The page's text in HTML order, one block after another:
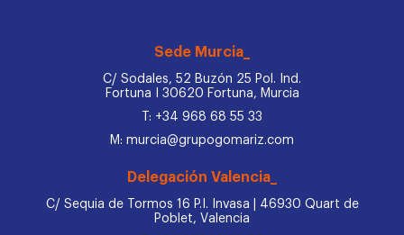
Sede Murcia_
C/ Sodales, 52 Buzón 25 Pol. Ind.
Fortuna I 30620 Fortuna, Murcia
T: +34 968 68 55 33
M: murcia@grupogomariz.com
Delegación Valencia_
C/ Sequia de Tormos 16 P.I. Invasa | 46930 Quart de
Poblet, Valencia